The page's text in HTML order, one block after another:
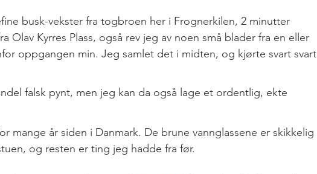
busk-vekster fra togbroen her i Frognerkilen, 2 minutter
Olav Kyrres Plass, også rev jeg av noen små blader fra en eller
oppgangen min. Jeg samlet det i midten, og kjørte svart svart
falsk pynt, men jeg kan da også lage et ordentlig, ekte
mange år siden i Danmark. De brune vannglassene er skikkelig
og resten er ting jeg hadde fra før.